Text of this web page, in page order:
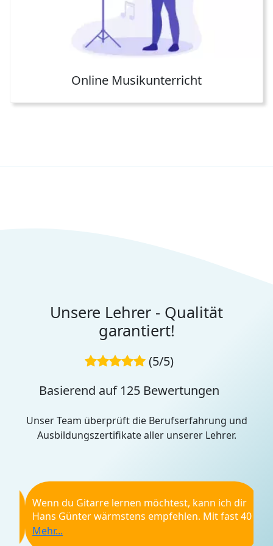
Online Musikunterricht
Unsere Lehrer - Qualität
garantiert!
(5/5)
Basierend auf 125 Bewertungen
Unser Team überprüft die Berufserfahrung und
Ausbildungszertifikate aller unserer Lehrer.
Wenn du Gitarre lernen möchtest, kann ich dir
Hans Günter wärmstens empfehlen. Mit fast 40
Jahren Erfahrung als Gitarrist und einer
unglaublichen Geduld als Lehrer weiß er